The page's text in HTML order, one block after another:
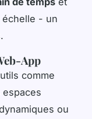
échelle - un
App
comme
ou